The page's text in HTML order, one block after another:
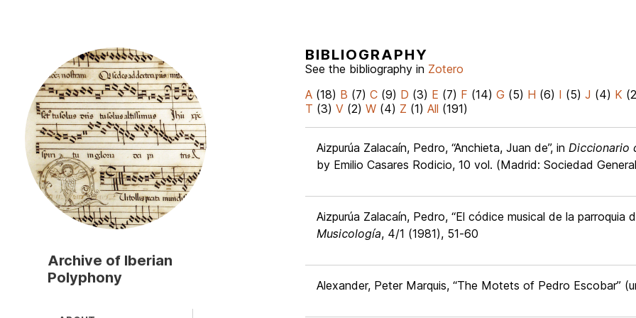
to
main
content
Archive of Iberian
Polyphony
BIBLIOGRAPHY
See the bibliography in Zotero
A (18) B (7)C (9) D (3) E (7) F (14)G (5) H (6) I (5)J (4) K
T (3)V (2)W (4) Z (1)All (191)
Aizpurúa Zalacaín, Pedro, “Anchieta, Juan de”, inDiccionario
by Emilio Casares Rodicio, 10 vol. (Madrid: Sociedad
Aizpurúa Zalacaín, Pedro, “El códice musical de la parroquia
Musicología, 4/1 (1981), 51-60
Alexander, Peter Marquis, “The Motets of Pedro Escobar”